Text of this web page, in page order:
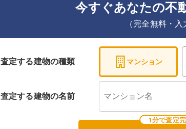
今すぐあなたの不
（完全無料・入
査定する建物の種類 マンション
査定する建物の名前
1分で査定